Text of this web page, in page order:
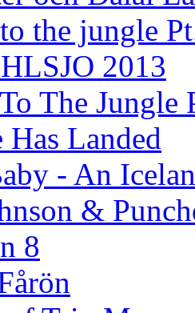
the jungle
2013
The Jungle
Has Landed
- An
&
8